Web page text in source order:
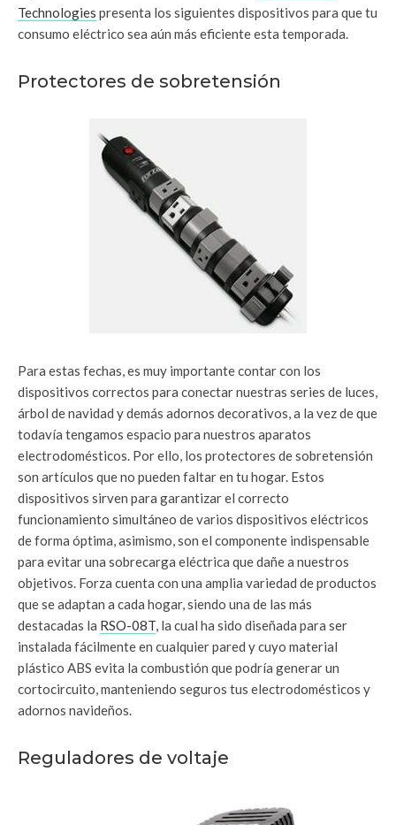
Technologies presenta los siguientes dispositivos para que tu
consumo eléctrico sea aún más eficiente esta temporada.
Protectores de sobretensión
Para estas fechas, es muy importante contar con los
dispositivos correctos para conectar nuestras series de luces,
árbol de navidad y demás adornos decorativos, a la vez de que
todavía tengamos espacio para nuestros aparatos
electrodomésticos. Por ello, los protectores de sobretensión
son artículos que no pueden faltar en tu hogar. Estos
dispositivos sirven para garantizar el correcto
funcionamiento simultáneo de varios dispositivos eléctricos
de forma óptima, asimismo, son el componente indispensable
para evitar una sobrecarga eléctrica que dañe a nuestros
objetivos. Forza cuenta con una amplia variedad de productos
que se adaptan a cada hogar, siendo una de las más
destacadas la RSO-08T, la cual ha sido diseñada para ser
instalada fácilmente en cualquier pared y cuyo material
plástico ABS evita la combustión que podría generar un
cortocircuito, manteniendo seguros tus electrodomésticos y
adornos navideños.
Reguladores de voltaje